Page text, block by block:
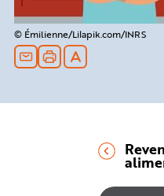
© Émilienne/Lilapik.com/INRS